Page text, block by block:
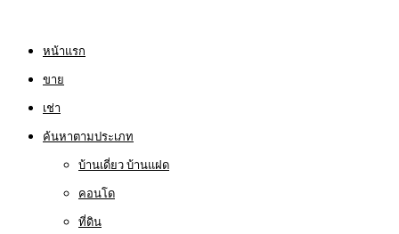
หน้าแรก
ขาย
เช่า
ค้นหาตามประเภท
บ้านเดี่ยว บ้านแฝด
คอนโด
ที่ดิน